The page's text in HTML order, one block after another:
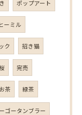
ポップアート
ーミル
ク 招き猫
完売
お茶 緑茶
ゴータンブラー